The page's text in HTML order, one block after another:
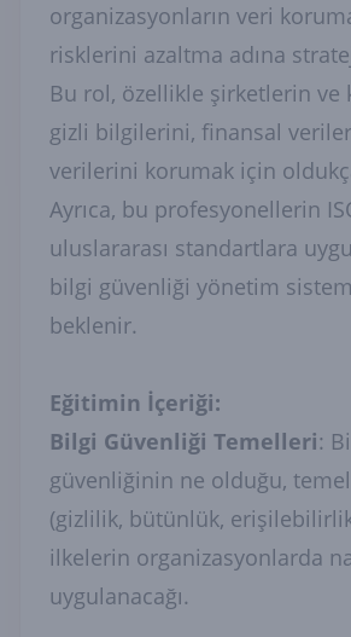
organizasyonların veri
risklerini azaltma adına
Bu rol, özellikle şirketlerin ve
gizli bilgilerini, finansal
verilerini korumak için
Ayrıca, bu profesyonellerin
uluslararası standartlara
bilgi güvenliği yönetim
beklenir.
Eğitimin İçeriği:
Bilgi Güvenliği Temelleri:
güvenliğinin ne olduğu,
(gizlilik, bütünlük,
ilkelerin organizasyonlarda
uygulanacağı.